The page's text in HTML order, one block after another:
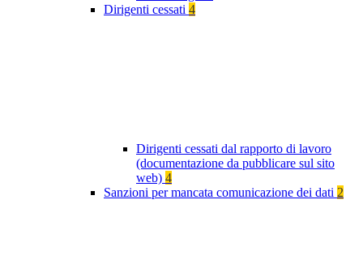
Dirigenti cessati 4
Dirigenti cessati dal rapporto di lavoro
(documentazione da pubblicare sul sito
web) 4
Sanzioni per mancata comunicazione dei dati 2